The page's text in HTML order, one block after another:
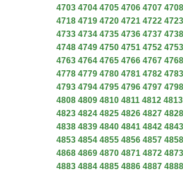
4703 4704 4705 4706 4707 4708
4718 4719 4720 4721 4722 4723
4733 4734 4735 4736 4737 4738
4748 4749 4750 4751 4752 4753
4763 4764 4765 4766 4767 4768
4778 4779 4780 4781 4782 4783
4793 4794 4795 4796 4797 4798
4808 4809 4810 4811 4812 4813
4823 4824 4825 4826 4827 4828
4838 4839 4840 4841 4842 4843
4853 4854 4855 4856 4857 4858
4868 4869 4870 4871 4872 4873
4883 4884 4885 4886 4887 4888